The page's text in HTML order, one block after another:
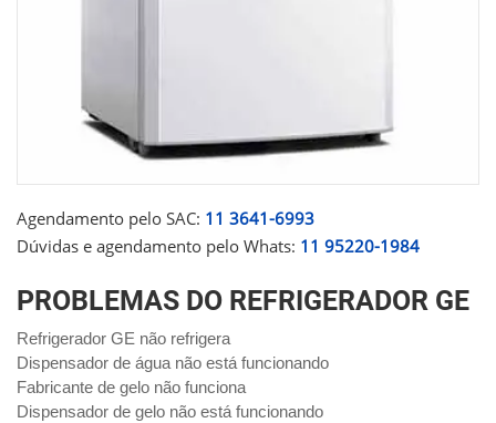
Agendamento pelo SAC: 11 3641-6993
Dúvidas e agendamento pelo Whats: 11 95220-1984
PROBLEMAS DO REFRIGERADOR GE
Refrigerador GE não refrigera
Dispensador de água não está funcionando
Fabricante de gelo não funciona
Dispensador de gelo não está funcionando